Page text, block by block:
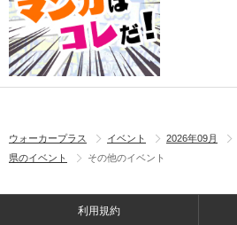
ウォーカープラス イベント 2026年09月
県のイベント
その他のイベント
利用規約